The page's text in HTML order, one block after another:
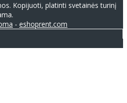
Kopijuoti, platinti svetainės turinį
- eshoprent.com